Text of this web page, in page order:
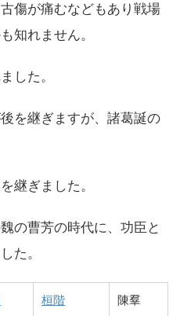
傷が痛むなどもあり戦場
知れません。
した。
を継ぎますが、諸葛誕の
継ぎました。
の曹芳の時代に、功臣と
た。
桓階 陳羣